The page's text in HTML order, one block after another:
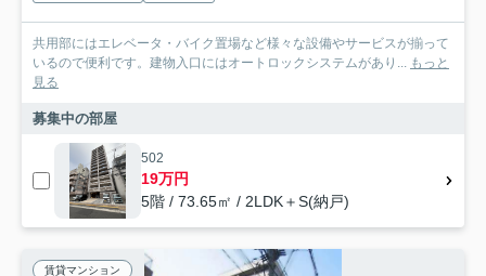
共用部にはエレベータ・バイク置場など様々な設備やサービスが揃って
いるので便利です。建物入口にはオートロックシステムがあり... もっと
見る
募集中の部屋
502
19万円
5階 / 73.65㎡ / 2LDK＋S(納戸)
賃貸マンション